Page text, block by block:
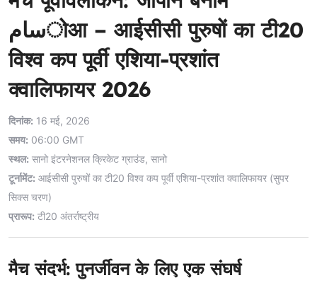
سامोआ – आईसीसी पुरुषों का टी20
विश्व कप पूर्वी एशिया-प्रशांत
क्वालिफायर 2026
दिनांक: 16 मई, 2026
समय: 06:00 GMT
स्थल: सानो इंटरनेशनल क्रिकेट ग्राउंड, सानो
टूर्नामेंट: आईसीसी पुरुषों का टी20 विश्व कप पूर्वी एशिया-प्रशांत क्वालिफायर (सुपर
सिक्स चरण)
प्रारूप: टी20 अंतर्राष्ट्रीय
मैच संदर्भ: पुनर्जीवन के लिए एक संघर्ष